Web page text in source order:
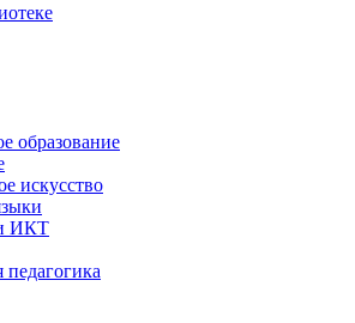
образование
искусство
ИКТ